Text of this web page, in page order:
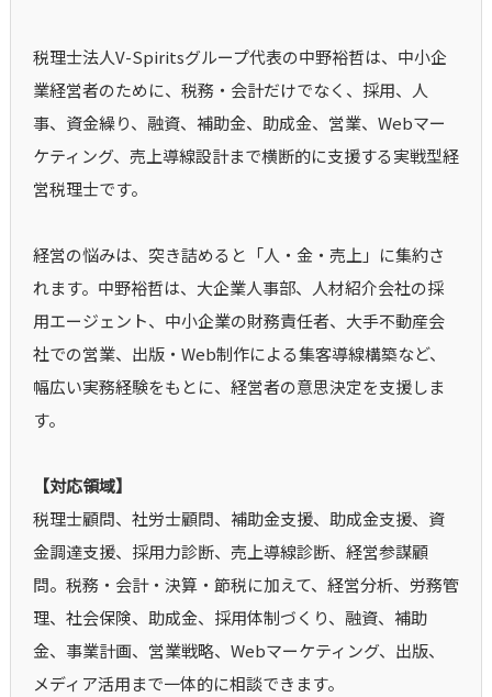
税理士法人V-Spiritsグループ代表の中野裕哲は、中小企
業経営者のために、税務・会計だけでなく、採用、人
事、資金繰り、融資、補助金、助成金、営業、Webマー
ケティング、売上導線設計まで横断的に支援する実戦型経
営税理士です。
経営の悩みは、突き詰めると「人・金・売上」に集約さ
れます。中野裕哲は、大企業人事部、人材紹介会社の採
用エージェント、中小企業の財務責任者、大手不動産会
社での営業、出版・Web制作による集客導線構築など、
幅広い実務経験をもとに、経営者の意思決定を支援しま
す。
【対応領域】
税理士顧問、社労士顧問、補助金支援、助成金支援、資
金調達支援、採用力診断、売上導線診断、経営参謀顧
問。税務・会計・決算・節税に加えて、経営分析、労務管
理、社会保険、助成金、採用体制づくり、融資、補助
金、事業計画、営業戦略、Webマーケティング、出版、
メディア活用まで一体的に相談できます。